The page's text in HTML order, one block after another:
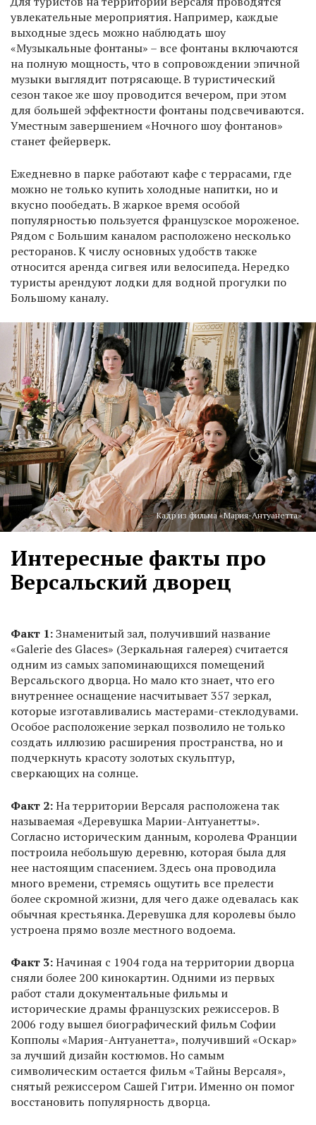
увлекательные мероприятия. Например, каждые
выходные здесь можно наблюдать шоу
«Музыкальные фонтаны» – все фонтаны включаются
на полную мощность, что в сопровождении эпичной
музыки выглядит потрясающе. В туристический
сезон такое же шоу проводится вечером, при этом
для большей эффектности фонтаны подсвечиваются.
Уместным завершением «Ночного шоу фонтанов»
станет фейерверк.
Ежедневно в парке работают кафе с террасами, где
можно не только купить холодные напитки, но и
вкусно пообедать. В жаркое время особой
популярностью пользуется французское мороженое.
Рядом с Большим каналом расположено несколько
ресторанов. К числу основных удобств также
относится аренда сигвея или велосипеда. Нередко
туристы арендуют лодки для водной прогулки по
Большому каналу.
Кадр из фильма «Мария-Антуанетта»
Интересные факты про
Версальский дворец
Факт 1:Знаменитый зал, получивший название
«Galerie des Glaces» (Зеркальная галерея) считается
одним из самых запоминающихся помещений
Версальского дворца. Но мало кто знает, что его
внутреннее оснащение насчитывает 357 зеркал,
которые изготавливались мастерами-стеклодувами.
Особое расположение зеркал позволило не только
создать иллюзию расширения пространства, но и
подчеркнуть красоту золотых скульптур,
сверкающих на солнце.
Факт 2:На территории Версаля расположена так
называемая «Деревушка Марии-Антуанетты».
Согласно историческим данным, королева Франции
построила небольшую деревню, которая была для
нее настоящим спасением. Здесь она проводила
много времени, стремясь ощутить все прелести
более скромной жизни, для чего даже одевалась как
обычная крестьянка. Деревушка для королевы было
устроена прямо возле местного водоема.
Факт 3:Начиная с 1904 года на территории дворца
сняли более 200 кинокартин. Одними из первых
работ стали документальные фильмы и
исторические драмы французских режиссеров. В
2006 году вышел биографический фильм Софии
Копполы «Мария-Антуанетта», получивший «Оскар»
за лучший дизайн костюмов. Но самым
символическим остается фильм «Тайны Версаля»,
снятый режиссером Сашей Гитри. Именно он помог
восстановить популярность дворца.